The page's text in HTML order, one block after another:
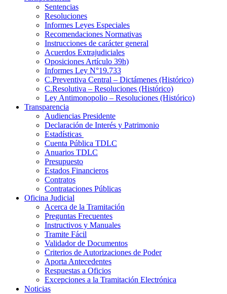
Sentencias
Resoluciones
Informes Leyes Especiales
Recomendaciones Normativas
Instrucciones de carácter general
Acuerdos Extrajudiciales
Oposiciones Artículo 39h)
Informes Ley N°19.733
C.Preventiva Central – Dictámenes (Histórico)
C.Resolutiva – Resoluciones (Histórico)
Ley Antimonopolio – Resoluciones (Histórico)
Transparencia
Audiencias Presidente
Declaración de Interés y Patrimonio
Estadísticas
Cuenta Pública TDLC
Anuarios TDLC
Presupuesto
Estados Financieros
Contratos
Contrataciones Públicas
Oficina Judicial
Acerca de la Tramitación
Preguntas Frecuentes
Instructivos y Manuales
Tramite Fácil
Validador de Documentos
Criterios de Autorizaciones de Poder
Aporta Antecedentes
Respuestas a Oficios
Excepciones a la Tramitación Electrónica
Noticias